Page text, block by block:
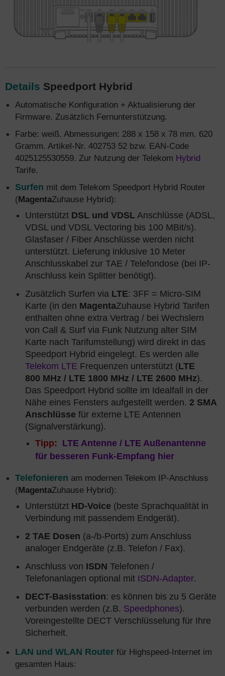
Details Speedport Hybrid
Automatische Konfiguration + Aktualisierung der
Firmware. Zusätzlich Fernunterstützung.
Farbe: weiß. Abmessungen: 288 x 158 x 78 mm. 620
Gramm. Artikel-Nr. 402753 52 bzw. EAN-Code
4025125530559. Zur Nutzung der Telekom Hybrid
Tarife.
Surfen mit dem Telekom Speedport Hybrid Router
(MagentaZuhause Hybrid):
Unterstützt DSL und VDSL Anschlüsse (ADSL,
VDSL und VDSL Vectoring bis 100 MBit/s).
Glasfaser / Fiber Anschlüsse werden nicht
unterstützt. Lieferung inklusive 10 Meter
Anschlusskabel zur TAE / Telefondose (bei IP-
Anschluss kein Splitter benötigt).
Zusätzlich Surfen via LTE: 3FF = Micro-SIM
Karte (in den MagentaZuhause Hybrid Tarifen
enthalten ohne extra Vertrag / bei Wechslern
von Call & Surf via Funk Nutzung alter SIM
Karte nach Tarifumstellung) wird direkt in das
Speedport Hybrid eingelegt. Es werden alle
Telekom LTE Frequenzen unterstützt (LTE
800 MHz / LTE 1800 MHz / LTE 2600 MHz).
Das Speedport Hybrid sollte im Idealfall in der
Nähe eines Fensters aufgestellt werden. 2 SMA
Anschlüsse für externe LTE Antennen
(Signalverstärkung).
Tipp:
LTE Antenne / LTE Außenantenne
für besseren Funk-Empfang hier
Telefonieren am modernen Telekom IP-Anschluss
(MagentaZuhause Hybrid):
Unterstützt HD-Voice (beste Sprachqualität in
Verbindung mit passendem Endgerät).
2 TAE Dosen (a-/b-Ports) zum Anschluss
analoger Endgeräte (z.B. Telefon / Fax).
Anschluss von ISDN Telefonen /
Telefonanlagen optional mit ISDN-Adapter.
DECT-Basisstation: es können bis zu 5 Geräte
verbunden werden (z.B. Speedphones).
Voreingestellte DECT Verschlüsselung für Ihre
Sicherheit.
LAN und WLAN Router für Highspeed-Internet im
gesamten Haus: